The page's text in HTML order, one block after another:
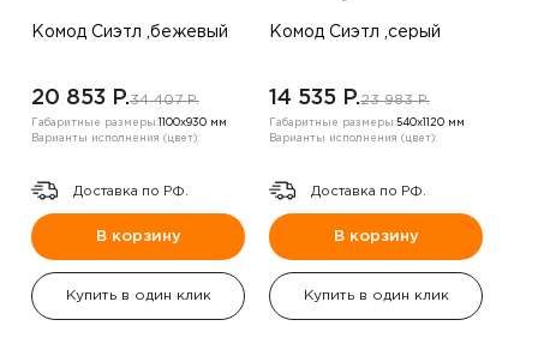
Комод Сиэтл ,бежевый
20 853 P.34 407 P.
Габаритные размеры: 1100х930 мм
Варианты исполнения (цвет):
Доставка по РФ.
В корзину
Купить в один клик
Комод Сиэтл ,серый
14 535 P.23 983 P.
Габаритные размеры:540х1120 мм
Варианты исполнения (цвет):
Доставка по РФ.
В корзину
Купить в один клик